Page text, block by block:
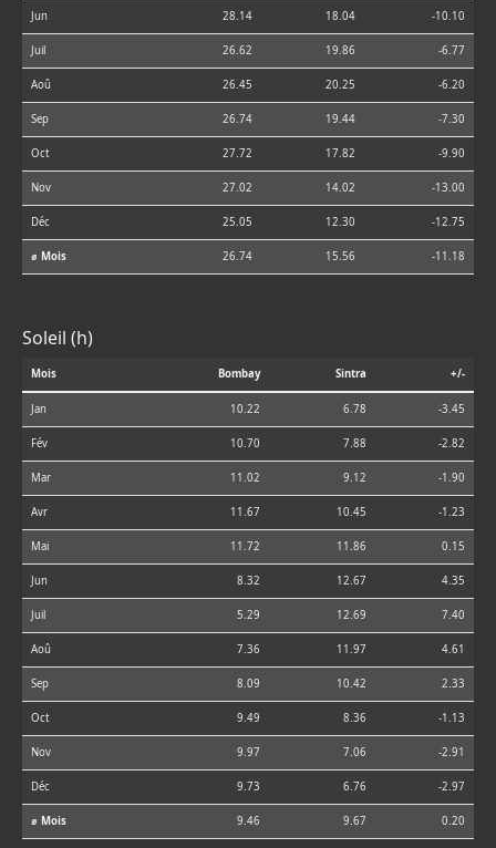
Jun 28.14 18.04 -10.10
Juil 26.62 19.86 -6.77
Aoû 26.45 20.25 -6.20
Sep 26.74 19.44 -7.30
Oct 27.72 17.82 -9.90
Nov 27.02 14.02 -13.00
Déc 25.05 12.30 -12.75
⌀ Mois 26.74 15.56 -11.18
Soleil (h)
Mois Bombay Sintra +/-
Jan 10.22 6.78 -3.45
Fév 10.70 7.88 -2.82
Mar 11.02 9.12 -1.90
Avr 11.67 10.45 -1.23
Mai 11.72 11.86 0.15
Jun 8.32 12.67 4.35
Juil 5.29 12.69 7.40
Aoû 7.36 11.97 4.61
Sep 8.09 10.42 2.33
Oct 9.49 8.36 -1.13
Nov 9.97 7.06 -2.91
Déc 9.73 6.76 -2.97
⌀ Mois 9.46 9.67 0.20